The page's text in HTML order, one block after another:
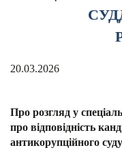
20.03.2026
Про розгляд у
про відповідність
антикорупційного